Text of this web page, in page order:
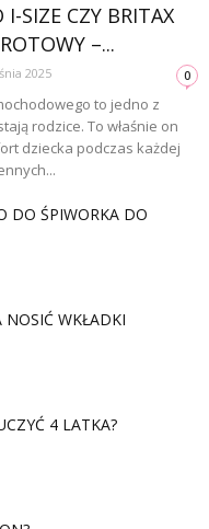
I-SIZE CZY BRITAX
–...
2025 0
to jedno z
rodzice. To właśnie on
dziecka podczas każdej
DO ŚPIWORKA DO
NOSIĆ WKŁADKI
4 LATKA?